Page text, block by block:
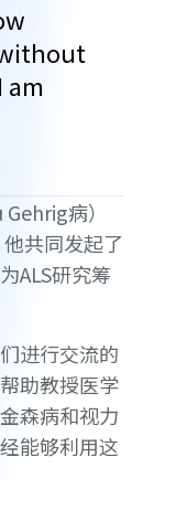
am
病）
共同发起了
ALS研究筹
进行交流的
助教授医学
森病和视力
能够利用这